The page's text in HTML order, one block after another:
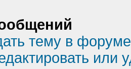
тему в
или